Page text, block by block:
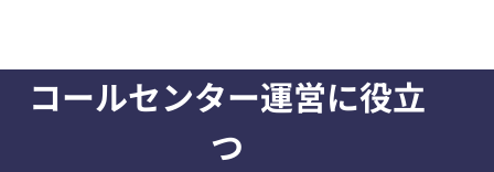
コールセンター運営に役立
つ